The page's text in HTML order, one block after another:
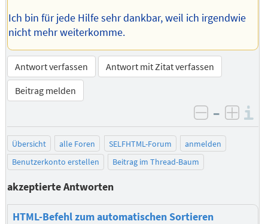
Ich bin für jede Hilfe sehr dankbar, weil ich irgendwie
nicht mehr weiterkomme.
Antwort verfassen
Antwort mit Zitat verfassen
Beitrag melden
negativ
–
Übersicht alle Foren SELFHTML-Forum
anmelden
Benutzerkonto erstellen
Beitrag im Thread-Baum
akzeptierte Antworten
HTML-Befehl zum automatischen Sortieren